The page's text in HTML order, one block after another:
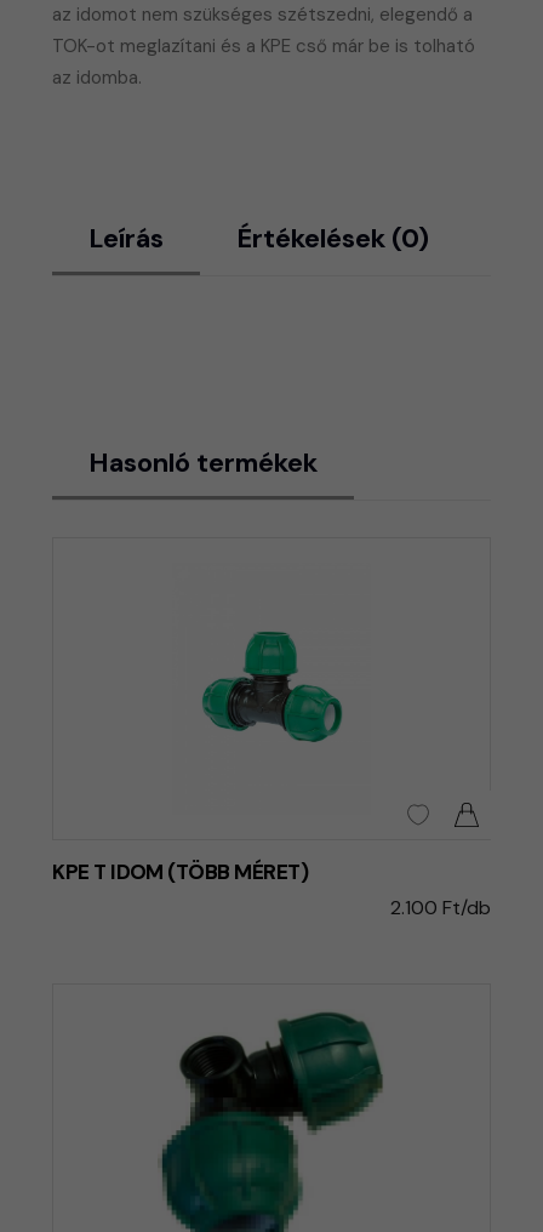
az idomot nem szükséges szétszedni, elegendő a
TOK-ot meglazítani és a KPE cső már be is tolható
az idomba.
Leírás Értékelések (0)
Hasonló termékek
KPE T IDOM (TÖBB MÉRET)
2.100 Ft/db